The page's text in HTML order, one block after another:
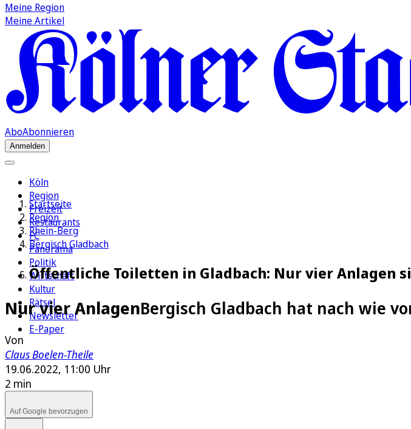
Meine Region
Meine Artikel
AboAbonnieren
Anmelden
Köln
Region
Freizeit
Restaurants
FC
Panorama
Politik
Wirtschaft
Kultur
Rätsel
Newsletter
E-Paper
Startseite
Region
Rhein-Berg
Bergisch Gladbach
Öffentliche Toiletten in Gladbach: Nur vier Anlagen
Nur vier AnlagenBergisch Gladbach hat nach wie
Von
Claus Boelen-Theile
19.06.2022, 11:00 Uhr
2 min
Auf Google bevorzugen